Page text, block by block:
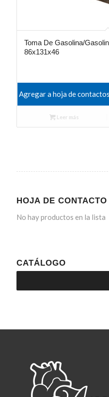
Toma De Gasolina/
86x131x46
Agregar a hoja de contactos
Leer más
HOJA DE CONTACTO
No hay productos en la lista
CATÁLOGO